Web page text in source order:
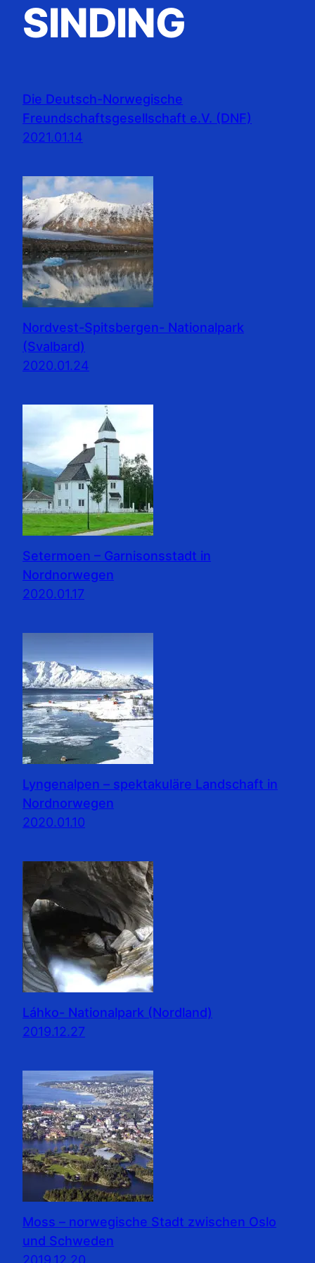
SINDING
Die Deutsch-Norwegische
Freundschaftsgesellschaft e.V. (DNF)
2021.01.14
Nordvest-Spitsbergen- Nationalpark
(Svalbard)
2020.01.24
Setermoen – Garnisonsstadt in
Nordnorwegen
2020.01.17
Lyngenalpen – spektakuläre Landschaft in
Nordnorwegen
2020.01.10
Láhko- Nationalpark (Nordland)
2019.12.27
Moss – norwegische Stadt zwischen Oslo
und Schweden